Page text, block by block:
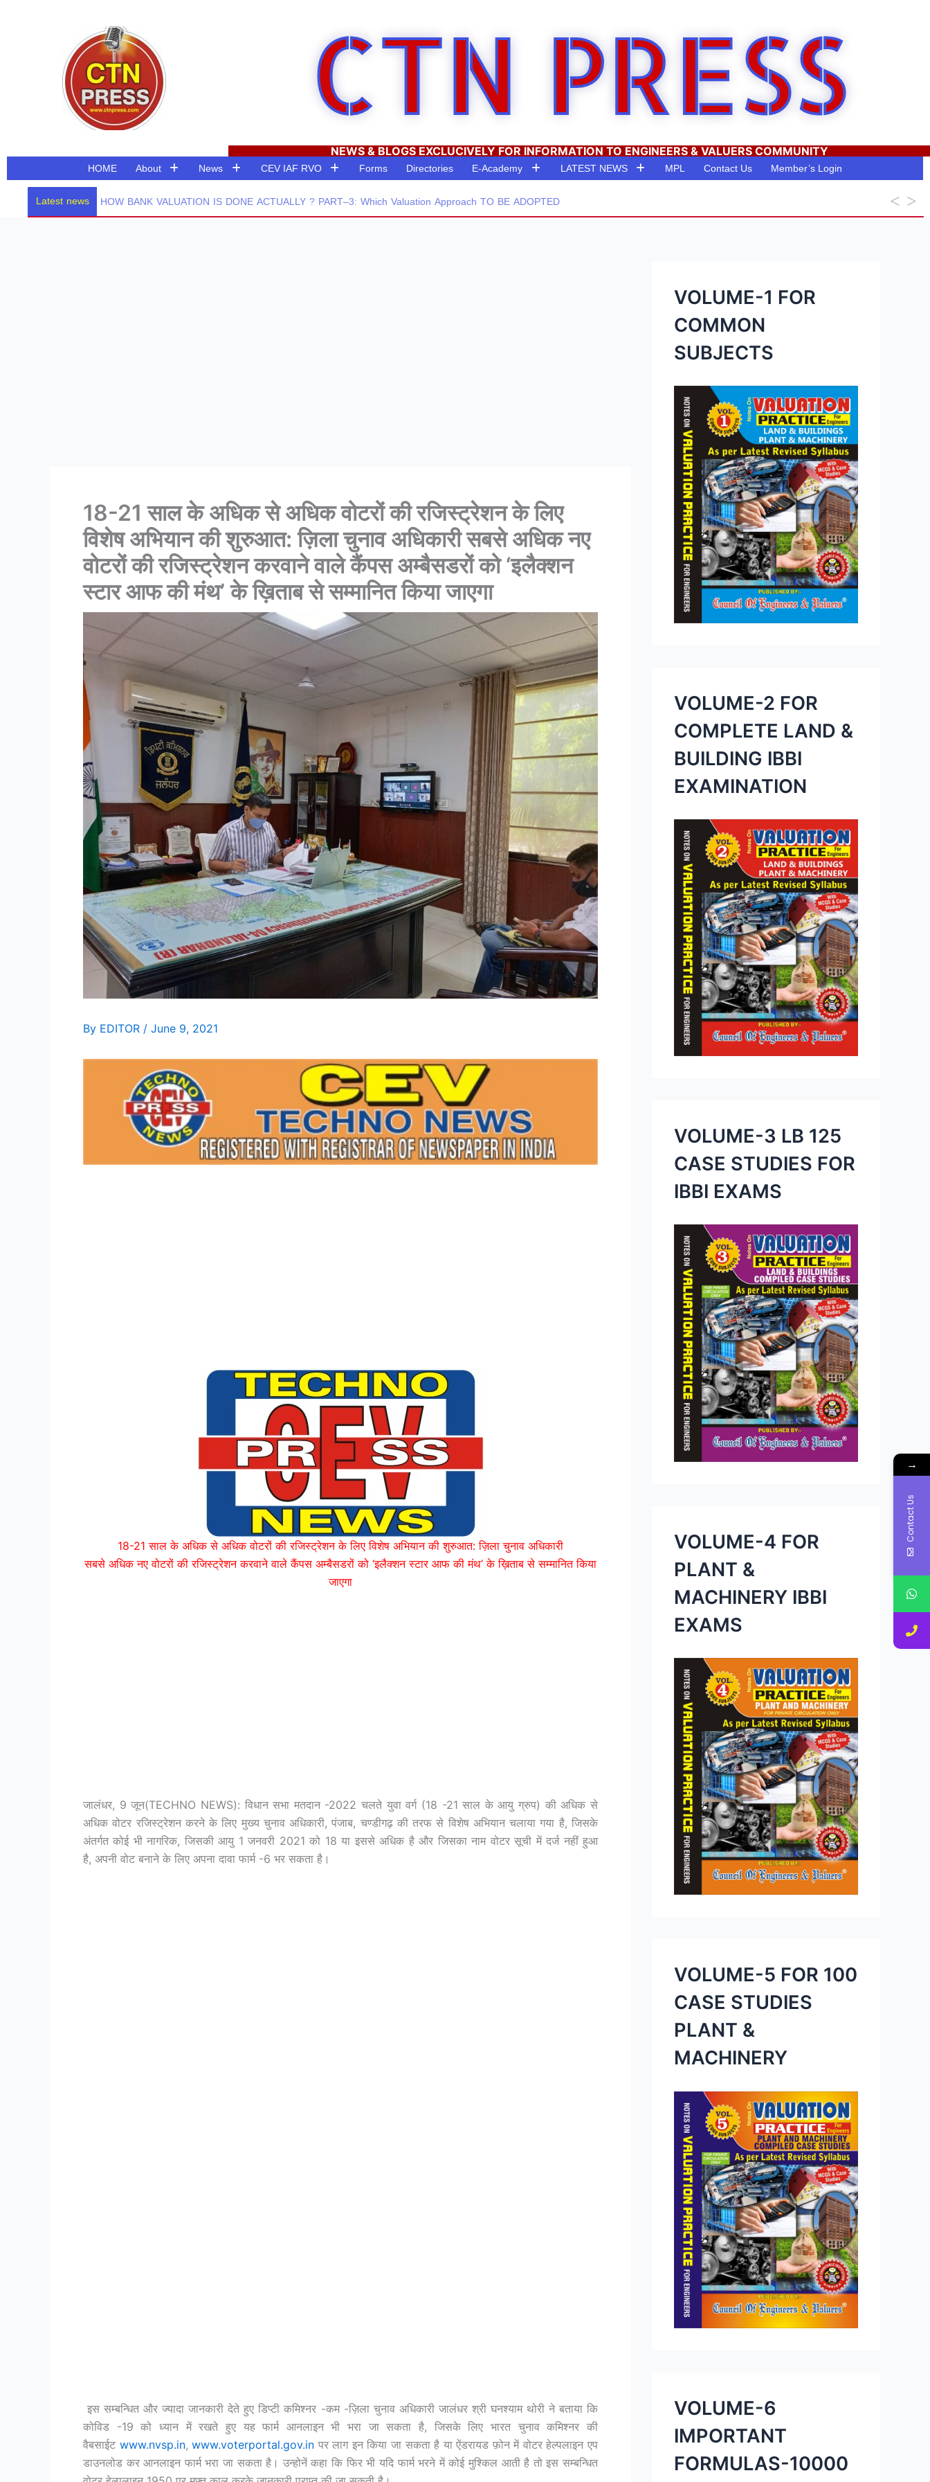
CTN PRESS
NEWS & BLOGS EXCLUCIVELY FOR INFORMATION TO ENGINEERS & VALUERS COMMUNITY
HOME About News CEV IAF RVO Forms Directories E-Academy LATEST NEWS MPL Contact Us Member’s Login
Latest news HOW BANK VALUATION IS DONE ACTUALLY ? PART–3: Which Valuation Approach TO BE ADOPTED
18-21 साल के अधिक से अधिक वोटरों की रजिस्ट्रेशन के लिए
विशेष अभियान की शुरुआत: ज़िला चुनाव अधिकारी सबसे अधिक नए
वोटरों की रजिस्ट्रेशन करवाने वाले कैंपस अम्बैसडरों को ‘इलैक्शन
स्टार आफ की मंथ’ के ख़िताब से सम्मानित किया जाएगा
By EDITOR / June 9, 2021
18-21 साल के अधिक से अधिक वोटरों की रजिस्ट्रेशन के लिए विशेष अभियान की शुरुआत: ज़िला चुनाव अधिकारी
सबसे अधिक नए वोटरों की रजिस्ट्रेशन करवाने वाले कैंपस अम्बैसडरों को ‘इलैक्शन स्टार आफ की मंथ’ के ख़िताब से सम्मानित किया
जाएगा
जालंधर, 9 जून(TECHNO NEWS): विधान सभा मतदान -2022 चलते युवा वर्ग (18 -21 साल के आयु ग्रुप) की अधिक से
अधिक वोटर रजिस्ट्रेशन करने के लिए मुख्य चुनाव अधिकारी, पंजाब, चण्डीगढ़ की तरफ से विशेष अभियान चलाया गया है, जिसके
अंतर्गत कोई भी नागरिक, जिसकी आयु 1 जनवरी 2021 को 18 या इससे अधिक है और जिसका नाम वोटर सूची में दर्ज नहीं हुआ
है, अपनी वोट बनाने के लिए अपना दावा फार्म -6 भर सकता है।
इस सम्बन्धित और ज्यादा जानकारी देते हुए डिप्टी कमिश्नर -कम -ज़िला चुनाव अधिकारी जालंधर श्री घनश्याम थोरी ने बताया कि
कोविड -19 को ध्यान में रखते हुए यह फार्म आनलाइन भी भरा जा सकता है, जिसके लिए भारत चुनाव कमिश्नर की
वैबसाईट www.nvsp.in,www.voterportal.gov.in पर लाग इन किया जा सकता है या ऐंडरायड फ़ोन में वोटर हेल्पलाइन एप
डाउनलोड कर आनलाइन फार्म भरा जा सकता है। उन्होनें कहा कि फिर भी यदि फार्म भरने में कोई मुश्किल आती है तो इस सम्बन्धित
VOLUME-1 FOR
COMMON
SUBJECTS
VOLUME-2 FOR
COMPLETE LAND &
BUILDING IBBI
EXAMINATION
VOLUME-3 LB 125
CASE STUDIES FOR
IBBI EXAMS
VOLUME-4 FOR
PLANT &
MACHINERY IBBI
EXAMS
VOLUME-5 FOR 100
CASE STUDIES
PLANT &
MACHINERY
VOLUME-6
IMPORTANT
FORMULAS-10000
→
Contact Us